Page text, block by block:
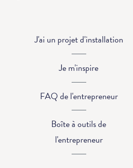
J'ai un projet d'installation
Je m'inspire
FAQ de l'entrepreneur
Boîte à outils de
l'entrepreneur